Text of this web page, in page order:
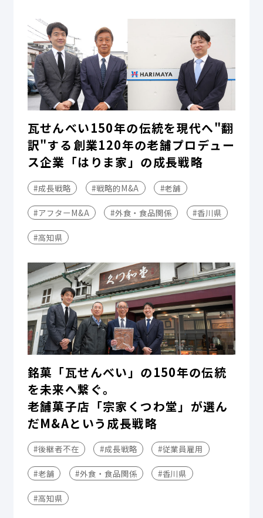
瓦せんべい150年の伝統を現代へ"翻
訳"する――創業120年の老舗プロデュー
ス企業「はりま家」の成長戦略
#成長戦略 #戦略的M&A #老舗
#アフターM&A #外食・食品関係 #香川県
#高知県
銘菓「瓦せんべい」の150年の伝統
を未来へ繋ぐ。
老舗菓子店「宗家くつわ堂」が選ん
だM&Aという成長戦略
#後継者不在 #成長戦略 #従業員雇用
#老舗 #外食・食品関係 #香川県
#高知県